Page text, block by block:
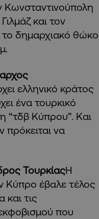
Κωνσταντινούπολη
και τον
δημαρχιακό θώκο
ελληνικό κράτος
ένα τουρκικό
“τδβ Κύπρου”. Και
πρόκειται να
ΤουρκίαςΗ
Κύπρο έβαλε τέλος
και τις
που